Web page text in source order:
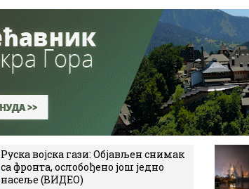
Руска војска гази: Објављен снимак
са фронта, ослобођено још једно
насеље (ВИДЕО)